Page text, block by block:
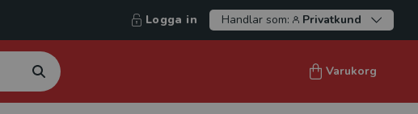
Logga in Handlar som: Privatkund
Varukorg